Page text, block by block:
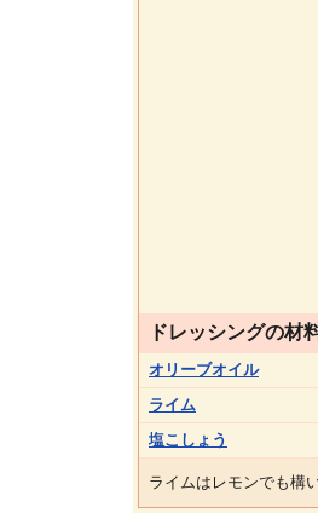
ドレッシングの材
オリーブオイル
ライム
塩こしょう
ライムはレモンでも構